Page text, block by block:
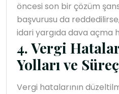
öncesi son bir çözüm
başvurusu da
idari yargıda dava açma
4. Vergi
Yolları ve
Vergi hatalarının